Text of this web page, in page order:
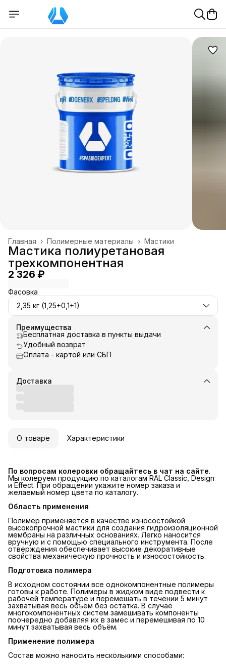
Мастики
Полимерные материалы ›
Главная ›
Мастика полиуретановая
трехкомпонентная
2 326 ₽
Фасовка
2,35 кг (1,25+0,1+1)
Преимущества
Бесплатная доставка в пункты выдачи
Удобный возврат
Оплата - картой или СБП
Доставка
О товаре Характеристики
По вопросам колеровки обращайтесь в чат на сайте.
Мы колеруем продукцию по каталогам RAL Classic, Design
и Effect. При обращении укажите номер заказа и
желаемый номер цвета по каталогу.
Область применения
Полимер применяется в качестве износостойкой
высокопрочной мастики для создания гидроизоляционной
мембраны на различных основаниях. Легко наносится
вручную и с помощью специального инструмента. После
отверждения обеспечивает высокие декоративные
свойства механическую прочность и износостойкость.
Подготовка полимера
В исходном состоянии все однокомпонентные полимеры
готовы к работе. Полимеры в жидком виде подвести к
рабочей температуре и перемешать в течении 5 минут
захватывая весь объём без остатка. В случае
многокомпонентных систем замешивать компоненты
поочередно добавляя их в замес и перемешивая по 10
минут захватывая весь объём.
Применение полимера
Состав можно наносить несколькими способами: